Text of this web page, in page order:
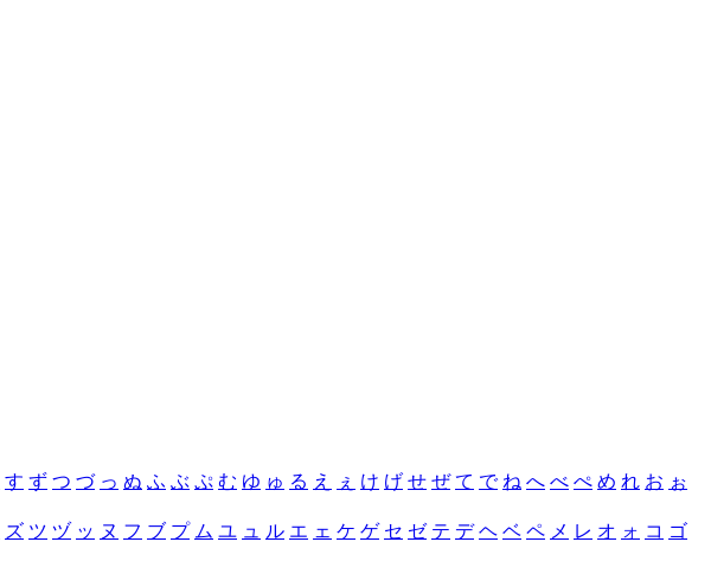
す ず つ づ っ ぬ ふ ぶ ぷ む ゆ ゅ る え ぇ け げ せ ぜ て で ね へ べ ぺ め れ お ぉ
ズ ツ ヅ ッ ヌ フ ブ プ ム ユ ュ ル エ ェ ケ ゲ セ ゼ テ デ ヘ ベ ペ メ レ オ ォ コ ゴ